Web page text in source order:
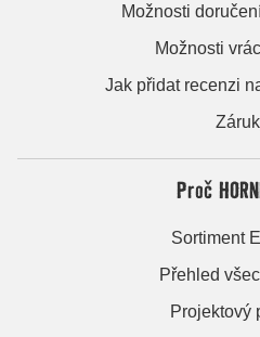
Možnosti
Možnosti
Jak přidat recenzi
Proč
Sortiment
Přehled
Projektový